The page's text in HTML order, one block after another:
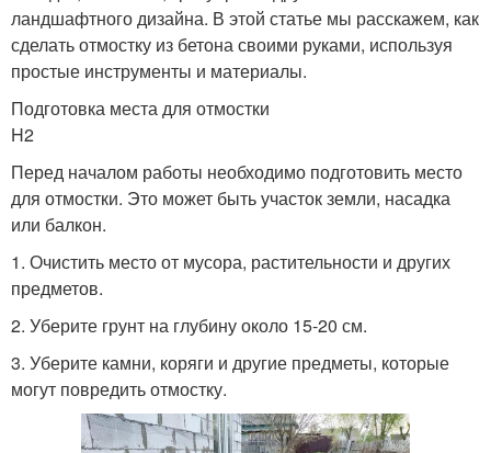
ландшафтного дизайна. В этой статье мы расскажем, как
сделать отмостку из бетона своими руками, используя
простые инструменты и материалы.
Подготовка места для отмостки
H2
Перед началом работы необходимо подготовить место
для отмостки. Это может быть участок земли, насадка
или балкон.
1. Очистить место от мусора, растительности и других
предметов.
2. Уберите грунт на глубину около 15-20 см.
3. Уберите камни, коряги и другие предметы, которые
могут повредить отмостку.